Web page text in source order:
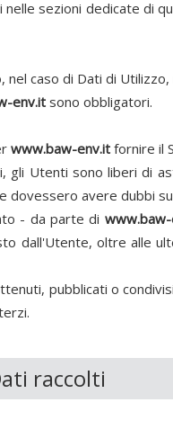
sezioni dedicate di
caso di Dati di
env.itsono obbligatori.
www.baw-env.it fornire il
gli Utenti sono liberi di
dovessero avere dubbi
- da parte di
dall'Utente, oltre alle
pubblicati o
raccolti